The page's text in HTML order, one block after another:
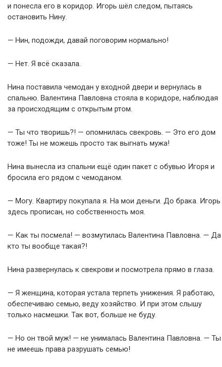
и понесла его в коридор. Игорь шёл следом, пытаясь
остановить Нину.
— Нин, подожди, давай поговорим нормально!
— Нет. Я всё сказала.
Нина поставила чемодан у входной двери и вернулась в
спальню. Валентина Павловна стояла в коридоре, наблюдая
за происходящим с открытым ртом.
— Ты что творишь?! — опомнилась свекровь. — Это его дом
тоже! Ты не можешь просто так выгнать мужа!
Нина вынесла из спальни ещё один пакет с обувью Игоря и
бросила его рядом с чемоданом.
— Могу. Квартиру покупала я. На мои деньги. До брака. Игорь
здесь прописан, но собственность моя.
— Как ты посмела! — возмутилась Валентина Павловна. — Да
кто ты вообще такая?!
Нина развернулась к свекрови и посмотрела прямо в глаза.
— Я женщина, которая устала терпеть унижения. Я работаю,
обеспечиваю семью, веду хозяйство. И при этом слышу
только насмешки. Так вот, больше не буду.
— Но он твой муж! — не унималась Валентина Павловна. — Ты
не имеешь права разрушать семью!